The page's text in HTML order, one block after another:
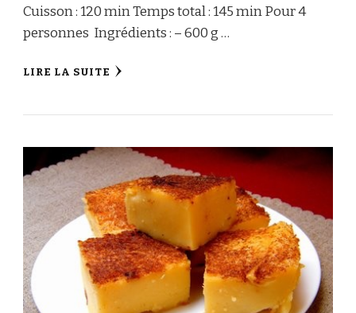
Cuisson : 120 min Temps total : 145 min Pour 4
personnes Ingrédients : – 600 g …
LIRE LA SUITE